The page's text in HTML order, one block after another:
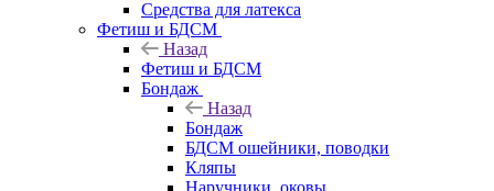
Средства для латекса
Фетиш и БДСМ
Назад
Фетиш и БДСМ
Бондаж
Назад
Бондаж
БДСМ ошейники, поводки
Кляпы
Наручники, оковы